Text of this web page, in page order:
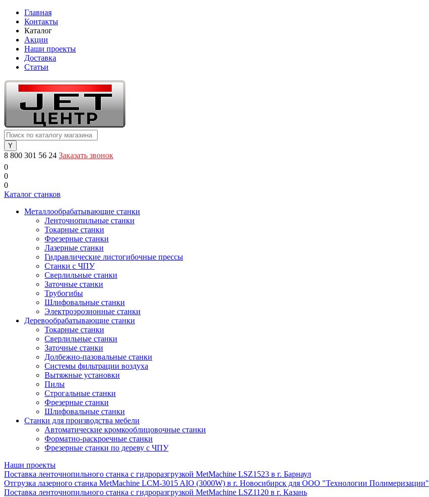
Главная
Контакты
Каталог
Акции
Наши проекты
Доставка
Статьи
8 800 301 56 24 Заказать звонок
0
0
0
Каталог станков
Металлообрабатывающие станки
Ленточнопильные станки
Токарные станки
Фрезерные станки
Лазерные станки
Гидравлические листогибочные прессы
Станки с ЧПУ
Сверлильные станки
Заточные станки
Трубогибы
Шлифовальные станки
Электроэрозионные станки
Деревообрабатывающие станки
Токарные станки
Сверлильные станки
Заточные станки
Долбежно-пазовальные станки
Системы фильтрации воздуха
Вытяжные установки
Пилы
Строгальные станки
Фрезерные станки
Шлифовальные станки
Станки для производства мебели
Автоматические кромкооблицовочные станки
Форматно-раскроечные станки
Фрезерные станки по дереву с ЧПУ
Наши проекты
Поставка ленточнопильного станка c гидроразгрузкой MetMachine LSZ1523 в г. Барнаул
Отгрузка лазерного станка MetMachine LCM-3015 AIO (3000W) в г. Новосибирск для ООО "Технологии Полимеризации"
Поставка ленточнопильного станка c гидроразгрузкой MetMachine LSZ1120 в г. Казань